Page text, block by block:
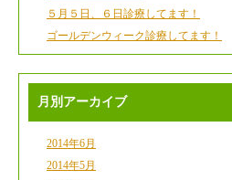
５月５日、６日診療してます！
ゴールデンウィーク診療してます！
月別アーカイブ
2014年6月
2014年5月